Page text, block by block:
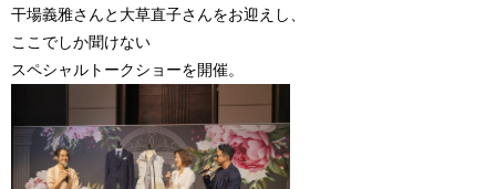
干場義雅さんと大草直子さんをお迎えし、
ここでしか聞けない
スペシャルトークショーを開催。